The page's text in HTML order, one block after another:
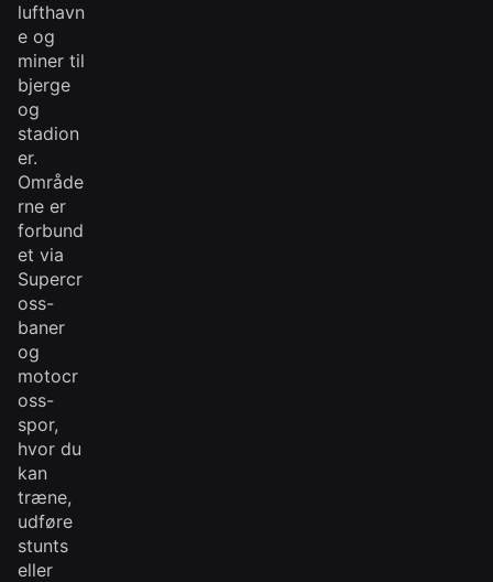
lufthavn
e og
miner til
bjerge
og
stadion
er.
Område
rne er
forbund
et via
Supercr
oss-
baner
og
motocr
oss-
spor,
hvor du
kan
træne,
udføre
stunts
eller